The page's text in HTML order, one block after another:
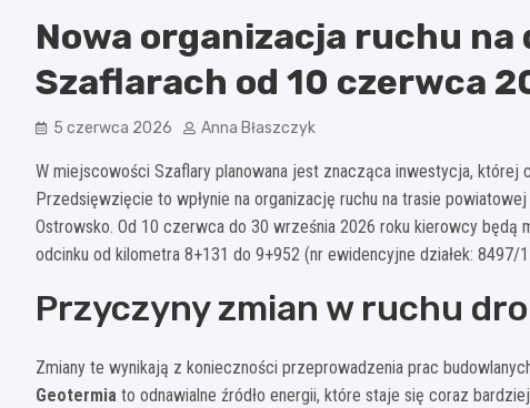
Nowa organizacja ruchu na
Szaflarach od 10 czerwca
5 czerwca 2026 Anna Błaszczyk
W miejscowości Szaflary planowana jest znacząca inwestycja,
Przedsięwzięcie to wpłynie na organizację ruchu na trasie
Ostrowsko. Od 10 czerwca do 30 września 2026 roku kierowcy będą
odcinku od kilometra 8+131 do 9+952 (nr ewidencyjne działek: 8497/
Przyczyny zmian w ruchu
Zmiany te wynikają z konieczności przeprowadzenia prac
Geotermia to odnawialne źródło energii, które staje się coraz